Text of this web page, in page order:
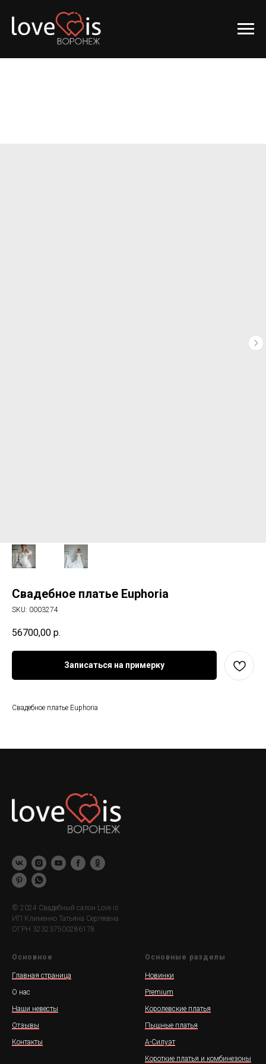
Свадебное платье Euphoria
SKU: 0003274
56700,00 р.
Записаться на примерку
Свадебное платье Euphoria
© 2024 Свадебный салон Love is
ИП Клименко Татьяна Сергеевна
ОГРН 323237500286178
Основное
Главная страница
О нас
Наши невесты
Отзывы
Контакты
Основные разделы
Новинки
Premium
Королевские платья
Пышные платья
А-Силуэт
Короткие платья и комбинезоны